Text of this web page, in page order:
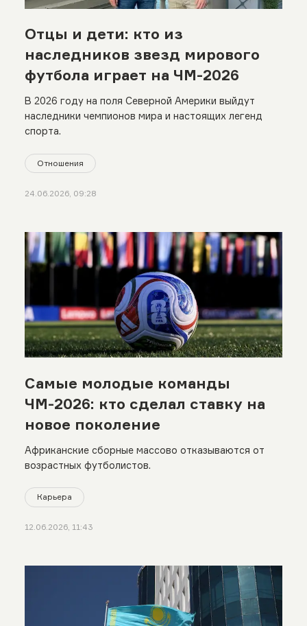
Отцы и дети: кто из
наследников звезд мирового
футбола играет на ЧМ-2026
В 2026 году на поля Северной Америки выйдут
наследники чемпионов мира и настоящих легенд
спорта.
Отношения
24.06.2026, 09:28
Самые молодые команды
ЧМ-2026: кто сделал ставку на
новое поколение
Африканские сборные массово отказываются от
возрастных футболистов.
Карьера
12.06.2026, 11:43